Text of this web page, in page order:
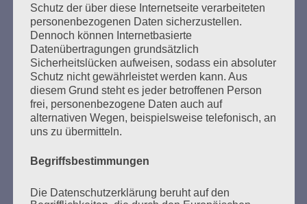
SUCHEN
NACH:
MARATHONLESUNG AUS DEN
VERBRANNTEN BÜCHERN
Schutz der über diese Internetseite verarbeiteten
personenbezogenen Daten sicherzustellen.
Dennoch können Internetbasierte
Datenübertragungen grundsätzlich
Sicherheitslücken aufweisen, sodass ein absoluter
Schutz nicht gewährleistet werden kann. Aus
diesem Grund steht es jeder betroffenen Person
frei, personenbezogene Daten auch auf
alternativen Wegen, beispielsweise telefonisch, an
uns zu übermitteln.
Begriffsbestimmungen
Die Datenschutzerklärung beruht auf den